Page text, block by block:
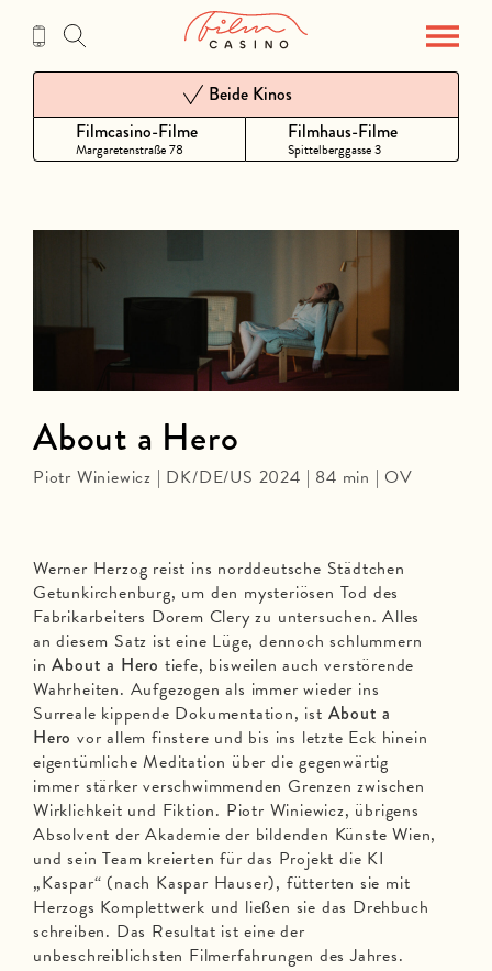
Inhalt
Filmcasino-Filme
Margaretenstraße 78
Beide Kinos
Filmhaus-Filme
Spittelberggasse 3
Werner Herzog reist ins norddeutsche Städtchen
Getunkirchenburg, um den mysteriösen Tod des
Fabrikarbeiters Dorem Clery zu untersuchen. Alles
an diesem Satz ist eine Lüge, dennoch schlummern
inAbout a Hero tiefe, bisweilen auch verstörende
Wahrheiten. Aufgezogen als immer wieder ins
Surreale kippende Dokumentation, ist About a
Hero vor allem finstere und bis ins letzte Eck hinein
eigentümliche Meditation über die gegenwärtig
immer stärker verschwimmenden Grenzen zwischen
Wirklichkeit und Fiktion. Piotr Winiewicz, übrigens
Absolvent der Akademie der bildenden Künste Wien,
und sein Team kreierten für das Projekt die KI
„Kaspar“ (nach Kaspar Hauser), fütterten sie mit
Herzogs Komplettwerk und ließen sie das Drehbuch
schreiben. Das Resultat ist eine der
unbeschreiblichsten Filmerfahrungen des Jahres.
About a Hero
Piotr Winiewicz | DK/DE/US 2024 | 84 min | OV